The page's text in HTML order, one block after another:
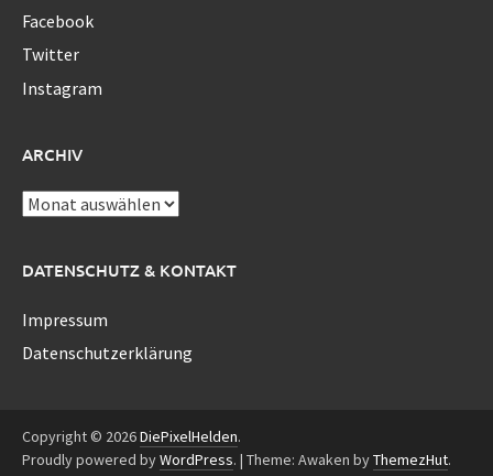
Facebook
Twitter
Instagram
ARCHIV
Archiv
DATENSCHUTZ & KONTAKT
Impressum
Datenschutzerklärung
Copyright © 2026DiePixelHelden.
Proudly powered byWordPress. | Theme: Awaken byThemezHut.